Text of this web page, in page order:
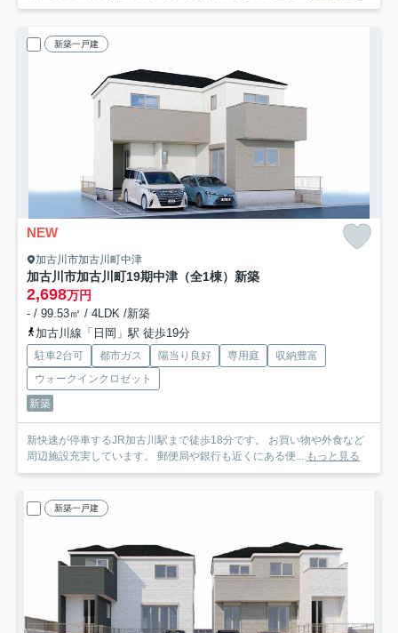
新築一戸建
NEW
加古川市加古川町中津
加古川市加古川町19期中津（全1棟）新築
2,698万円
- / 99.53㎡ / 4LDK /新築
加古川線「日岡」駅 徒歩19分
駐車2台可 都市ガス 陽当り良好 専用庭
収納豊富
ウォークインクロゼット
新築
新快速が停車するJR加古川駅まで徒歩18分です。 お買い物や外食など
周辺施設充実しています。 郵便局や銀行も近くにある便...
もっと見る
新築一戸建